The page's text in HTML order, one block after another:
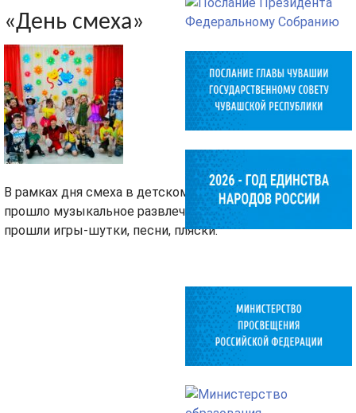
«День смеха»
В рамках дня смеха в детском саду
прошло музыкальное развлечение,
прошли игры-шутки, песни, пляски.